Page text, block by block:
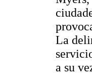
La
a su